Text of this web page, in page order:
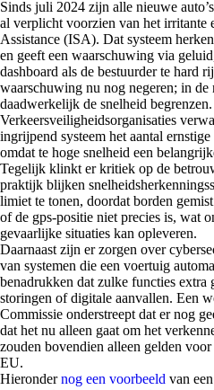
Sinds juli 2024 zijn alle nieuwe
al verplicht voorzien van het irritante
Assistance (ISA). Dat systeem
en geeft een waarschuwing via
dashboard als de bestuurder te hard
waarschuwing nu nog negeren; in de
daadwerkelijk de snelheid begrenzen.
Verkeersveiligheidsorganisaties
ingrijpend systeem het aantal
omdat te hoge snelheid een
Tegelijk klinkt er kritiek op de
praktijk blijken
limiet te tonen, doordat borden
of de gps-positie niet precies is, wat
gevaarlijke situaties kan opleveren.
Daarnaast zijn er zorgen over
van systemen die een voertuig
benadrukken dat zulke functies extra
storingen of digitale aanvallen. Een
Commissie onderstreept dat er nog
dat het nu alleen gaat om het
zouden bovendien alleen gelden
EU.
Hierondernog een voorbeeld van